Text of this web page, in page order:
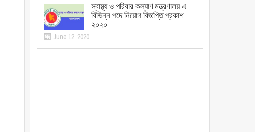
স্বাস্থ্য ও পরিবার কল্যাণ মন্ত্রণালয় এ
বিভিন্ন পদে নিয়োগ বিজ্ঞপ্তি প্রকাশ
২০২০
June 12, 2020